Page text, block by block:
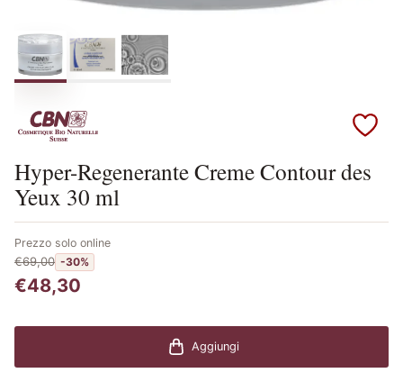
Scopri i prodotti CBN
Hyper-Regenerante Creme Contour des
Yeux 30 ml
Prezzo solo online
€69,00 -30%
€48,30
Aggiungi